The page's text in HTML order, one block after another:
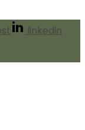
linkedin